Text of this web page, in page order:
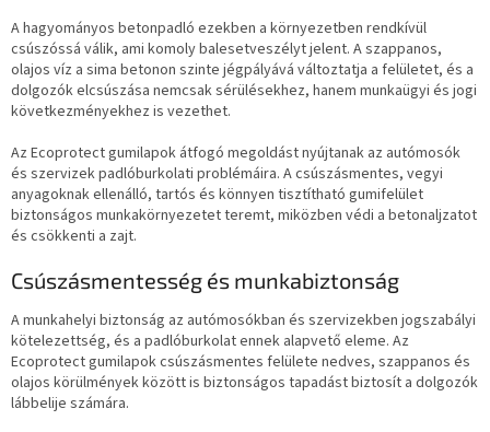
A hagyományos betonpadló ezekben a környezetben rendkívül
csúszóssá válik, ami komoly balesetveszélyt jelent. A szappanos,
olajos víz a sima betonon szinte jégpályává változtatja a felületet, és a
dolgozók elcsúszása nemcsak sérülésekhez, hanem munkaügyi és jogi
következményekhez is vezethet.
Az Ecoprotect gumilapok átfogó megoldást nyújtanak az autómosók
és szervizek padlóburkolati problémáira. A csúszásmentes, vegyi
anyagoknak ellenálló, tartós és könnyen tisztítható gumifelület
biztonságos munkakörnyezetet teremt, miközben védi a betonaljzatot
és csökkenti a zajt.
Csúszásmentesség és munkabiztonság
A munkahelyi biztonság az autómosókban és szervizekben jogszabályi
kötelezettség, és a padlóburkolat ennek alapvető eleme. Az
Ecoprotect gumilapok csúszásmentes felülete nedves, szappanos és
olajos körülmények között is biztonságos tapadást biztosít a dolgozók
lábbelije számára.